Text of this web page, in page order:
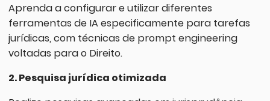
Aprenda a configurar e utilizar diferentes
ferramentas de IA especificamente para tarefas
jurídicas, com técnicas de prompt engineering
voltadas para o Direito.
2. Pesquisa jurídica otimizada